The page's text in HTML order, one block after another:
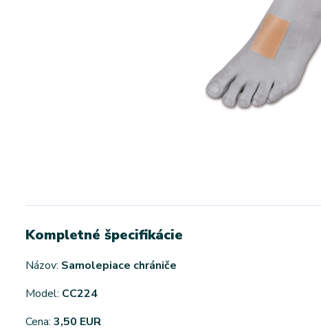
Kompletné špecifikácie
Názov: Samolepiace chrániče
Model: CC224
Cena: 3,50 EUR